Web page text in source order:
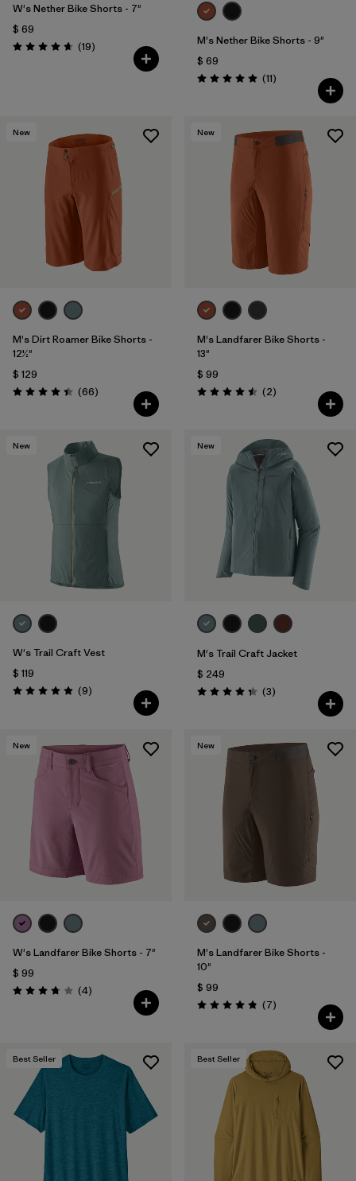
W's Nether Bike Shorts - 7"
$ 69
Valoración: 4.6 / 5
(19Comentarios
)
M's Nether Bike Shorts - 9"
$ 69
Valoración: 4.9 / 5
(11Comentarios
)
New
M's Dirt Roamer Bike Shorts -
12½"
$ 129
Valoración: 4.4 / 5
(66Comentarios
)
New
M's Landfarer Bike Shorts -
13"
$ 99
Valoración: 4.5 / 5
(2Comentarios
)
New
W's Trail Craft Vest
$ 119
Valoración: 4.9 / 5
(9Comentarios
)
New
M's Trail Craft Jacket
$ 249
Valoración: 4.3 / 5
(3Comentarios
)
New
W's Landfarer Bike Shorts - 7"
$ 99
Valoración: 3.8 / 5
(4Comentarios
)
New
M's Landfarer Bike Shorts -
10"
$ 99
Valoración: 4.9 / 5
(7Comentarios
)
Best Seller Best Seller